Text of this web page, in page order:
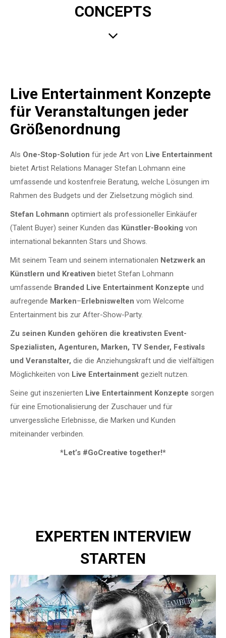
CONCEPTS
Live Entertainment Konzepte
für Veranstaltungen jeder
Größenordnung
Als One-Stop-Solution für jede Art von Live Entertainment
bietet Artist Relations Manager Stefan Lohmann eine
umfassende und kostenfreie Beratung, welche Lösungen im
Rahmen des Budgets und der Zielsetzung möglich sind.
Stefan Lohmann optimiert als professioneller Einkäufer
(Talent Buyer) seiner Kunden das Künstler-Booking von
international bekannten Stars und Shows.
Mit seinem Team und seinem internationalen Netzwerk an
Künstlern und Kreativen bietet Stefan Lohmann
umfassende Branded Live Entertainment Konzepte und
aufregende Marken– Erlebniswelten vom Welcome
Entertainment bis zur After-Show-Party.
Zu seinen Kunden gehören die kreativsten Event-
Spezialisten, Agenturen, Marken, TV Sender, Festivals
und Veranstalter, die die Anziehungskraft und die vielfältigen
Möglichkeiten von Live Entertainment gezielt nutzen.
Seine gut inszenierten Live Entertainment Konzepte sorgen
für eine Emotionalisierung der Zuschauer und für
unvergessliche Erlebnisse, die Marken und Kunden
miteinander verbinden.
*Let’s #GoCreative together!*
EXPERTEN INTERVIEW
STARTEN